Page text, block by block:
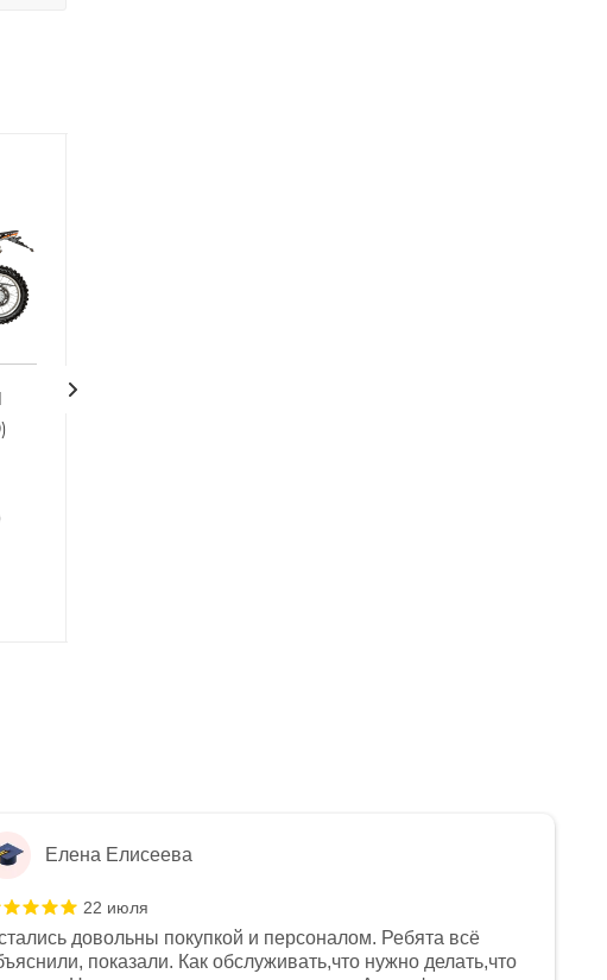
Елена Елисеева
22 июля
довольны покупкой и персоналом. Ребята всё
показали. Как обслуживать,что нужно делать,что